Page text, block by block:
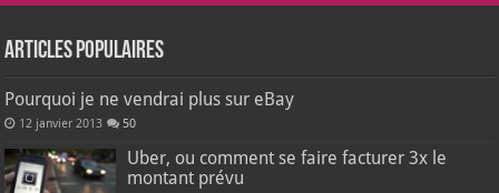
Articles populaires
Pourquoi je ne vendrai plus sur eBay
12 janvier 2013 50
Uber, ou comment se faire facturer 3x le
montant prévu